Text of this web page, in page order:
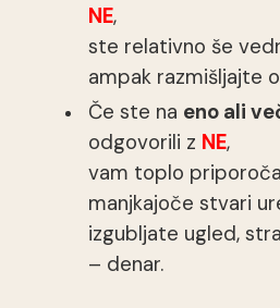
NE,
ste relativno še
ampak razmišljajte
Če ste na eno ali
odgovorili z NE,
vam toplo
manjkajoče stvari
izgubljate ugled,
– denar.